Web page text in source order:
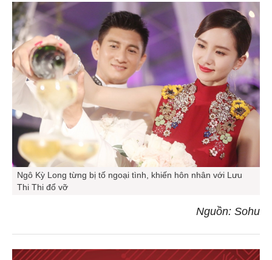
Ngô Kỳ Long từng bị tố ngoại tình, khiến hôn nhân với Lưu
Thi Thi đổ vỡ
Nguồn: Sohu